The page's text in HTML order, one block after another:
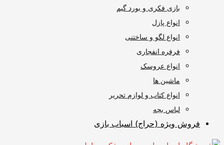
بازی فکری و بورد گیم
انواع پازل
انواع لگو و ساختنی
فرفره انفجاری
انواع عروسک
ماشین ها
انواع کتاب و لوازم تحریر
لباس بچه
فروش ویژه (حراج) اسباب بازی